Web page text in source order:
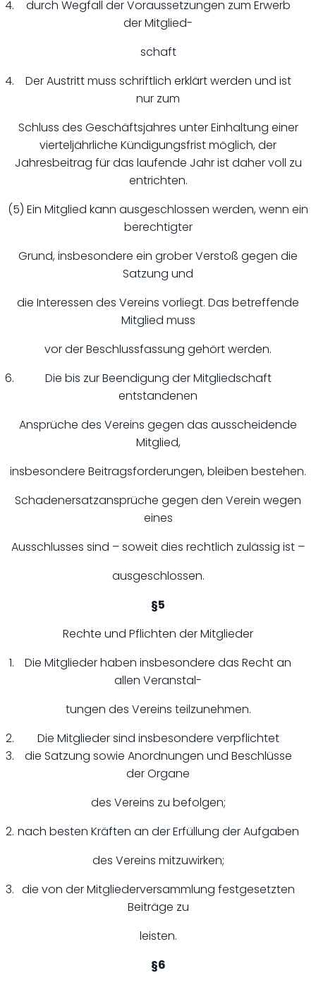
durch Wegfall der Voraussetzungen zum Erwerb
der Mitglied-
schaft
Der Austritt muss schriftlich erklärt werden und ist
nur zum
Schluss des Geschäftsjahres unter Einhaltung einer
vierteljährliche Kündigungsfrist möglich, der
Jahresbeitrag für das laufende Jahr ist daher voll zu
entrichten.
(5) Ein Mitglied kann ausgeschlossen werden, wenn ein
berechtigter
Grund, insbesondere ein grober Verstoß gegen die
Satzung und
die Interessen des Vereins vorliegt. Das betreffende
Mitglied muss
vor der Beschlussfassung gehört werden.
Die bis zur Beendigung der Mitgliedschaft
entstandenen
Ansprüche des Vereins gegen das ausscheidende
Mitglied,
insbesondere Beitragsforderungen, bleiben bestehen.
Schadenersatzansprüche gegen den Verein wegen
eines
Ausschlusses sind – soweit dies rechtlich zulässig ist –
ausgeschlossen.
§5
Rechte und Pflichten der Mitglieder
Die Mitglieder haben insbesondere das Recht an
allen Veranstal-
tungen des Vereins teilzunehmen.
Die Mitglieder sind insbesondere verpflichtet
die Satzung sowie Anordnungen und Beschlüsse
der Organe
des Vereins zu befolgen;
nach besten Kräften an der Erfüllung der Aufgaben
des Vereins mitzuwirken;
die von der Mitgliederversammlung festgesetzten
Beiträge zu
leisten.
§6